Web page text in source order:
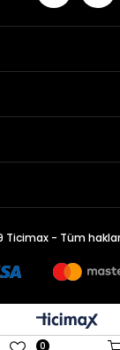
Ticimax - Tüm hakları
0